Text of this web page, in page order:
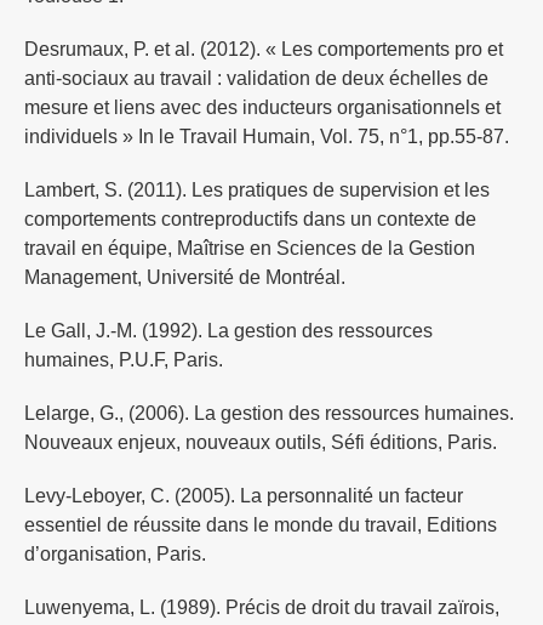
Desrumaux, P. et al. (2012). « Les comportements pro et
anti-sociaux au travail : validation de deux échelles de
mesure et liens avec des inducteurs organisationnels et
individuels » In le Travail Humain, Vol. 75, n°1, pp.55-87.
Lambert, S. (2011). Les pratiques de supervision et les
comportements contreproductifs dans un contexte de
travail en équipe, Maîtrise en Sciences de la Gestion
Management, Université de Montréal.
Le Gall, J.-M. (1992). La gestion des ressources
humaines, P.U.F, Paris.
Lelarge, G., (2006). La gestion des ressources humaines.
Nouveaux enjeux, nouveaux outils, Séfi éditions, Paris.
Levy-Leboyer, C. (2005). La personnalité un facteur
essentiel de réussite dans le monde du travail, Editions
d’organisation, Paris.
Luwenyema, L. (1989). Précis de droit du travail zaïrois,